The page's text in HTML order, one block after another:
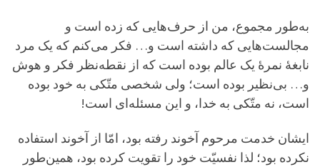
به‌طور مجموع، من از حرف‌هایی که زده است و
مجالست‌هایی که داشته است و… فکر می‌کنم که یک مرد
نابغۀ نمرۀ یک عالم بوده است که از نقطه‌نظر فکر و هوش
و… بی‌نظیر بوده است؛ ولی شخصی متّکی به خود بوده
است، نه متّکی به خدا، و این مسئله‌ای است!
ایشان خدمت مرحوم آخوند رفته بود، امّا از آخوند استفاده
نکرده بود؛ لذا نفسیّت خود را تقویت کرده بود، همین‌طور